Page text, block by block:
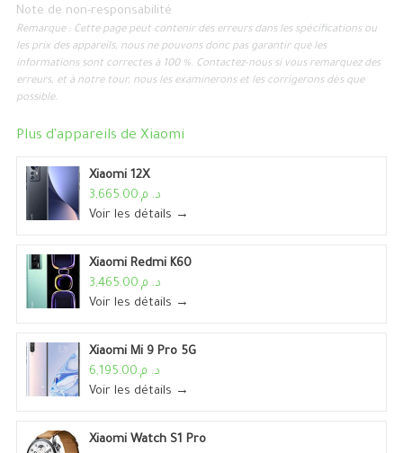
Note de non-responsabilité
Remarque : Cette page peut contenir des erreurs dans les spécifications ou
les prix des appareils, nous ne pouvons donc pas garantir que les
informations sont correctes à 100 %. Contactez-nous si vous remarquez des
erreurs, et à notre tour, nous les examinerons et les corrigerons dès que
possible.
Plus d'appareils de Xiaomi
Xiaomi 12X
د. م.3,665.00
Voir les détails →
Xiaomi Redmi K60
د. م.3,465.00
Voir les détails →
Xiaomi Mi 9 Pro 5G
د. م.6,195.00
Voir les détails →
Xiaomi Watch S1 Pro